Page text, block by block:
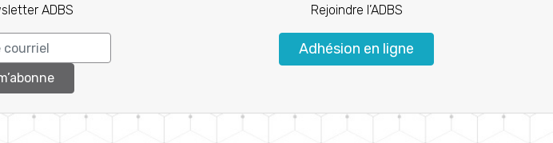
ADBS Rejoindre l’ADBS
Adhésion en ligne